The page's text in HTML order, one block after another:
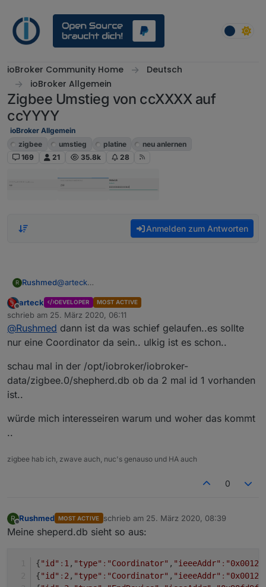
ioBroker Community Home
Deutsch
ioBroker Allgemein
Zigbee Umstieg von ccXXXX auf
ccYYYY
ioBroker Allgemein
zigbee
umstieg platine
neu anlernen
169
21 35.8k 28
Anmelden zum Antworten
R Rushmed@arteck
Hab sie leider erst jetzt gefunden aber schon am
letzten WE meinen neuen Stick in Betrieb
genommen.
Wie erwartet musste ich alle Geräte neu anlernen.
Komischerweise habe ich jetzt zwei Koordinatoren in
der Netzwerkansicht.
Ist das okay oder ist einer der Beiden der alte?
Offline
arteck DEVELOPER MOST ACTIVE
schrieb am 25. März 2020, 06:11
zuletzt editiert von
@Rushmed dann ist da was schief gelaufen..es sollte
nur eine Coordinator da sein.. ulkig ist es schon..
schau mal in der /opt/iobroker/iobroker-
data/zigbee.0/shepherd.db ob da 2 mal id 1 vorhanden
ist..
würde mich interesseiren warum und woher das kommt
..
zigbee hab ich, zwave auch, nuc's genauso und HA auch
0
R
Offline
Rushmed MOST ACTIVE schrieb am 25. März 2020, 08:39
zuletzt editiert von
Meine sheperd.db sieht so aus:
{"id" : 1 , "type" : "Coordinator" , "ieeeAddr" :
{"id" : 2 , "type" : "Coordinator" , "ieeeAddr" :